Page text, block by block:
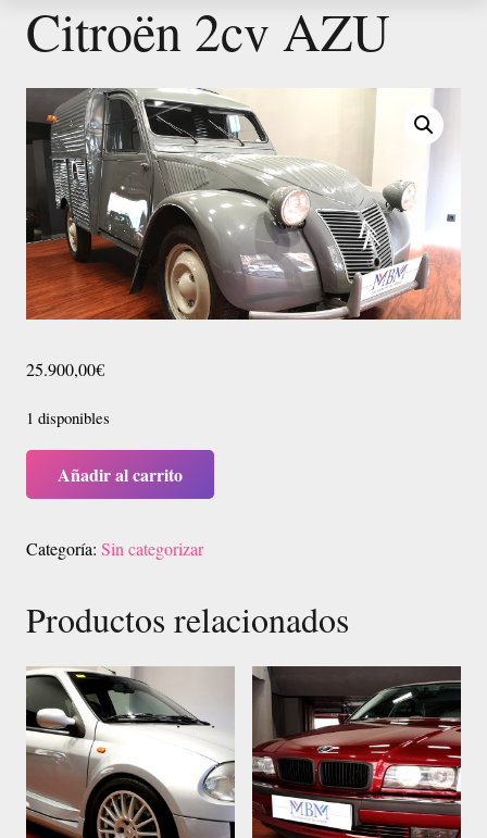
Citroën 2cv AZU
25.900,00€
1 disponibles
Añadir al carrito
Categoría: Sin categorizar
Productos relacionados